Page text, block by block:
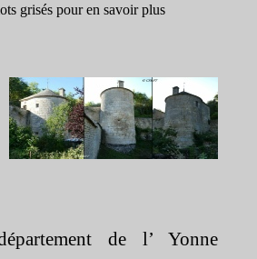
grisés pour en savoir plus
de l’ Yonne